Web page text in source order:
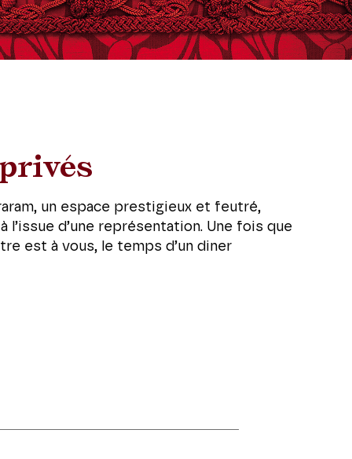
un espace prestigieux et feutré,
l’issue d’une représentation. Une fois que
est à vous, le temps d’un diner